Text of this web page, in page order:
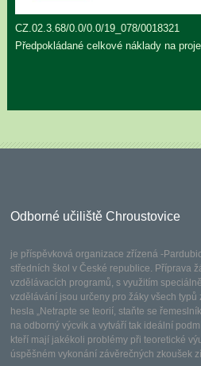
CZ.02.3.68/0.0/0.0/19_078/0018321
Předpokládané celkové náklady na
Odborné učiliště Chroustovice
je příspěvková organizace zřízená -
středních škol v České republice. Příprava
vzdělávacích programů, s využitím
vzdělávání jsou určeny pro žáky všech
hesla „Netrapte se teorií, staňte se
na odborný výcvik a vytváří tak ideální
kteří mají jakékoli problémy při teoretické
úspěšném vykonání závěrečných zkoušek